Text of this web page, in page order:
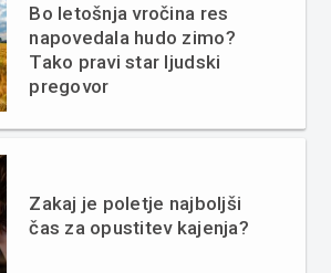
Bo letošnja vročina res
napovedala hudo zimo?
Tako pravi star ljudski
pregovor
Zakaj je poletje najboljši
čas za opustitev kajenja?